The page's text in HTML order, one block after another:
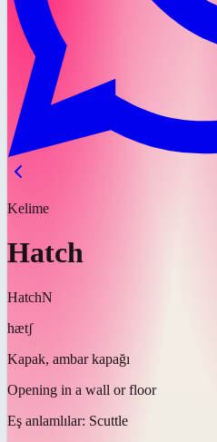
Kelime
Hatch
HatchN
hætʃ
Kapak, ambar kapağı
Opening in a wall or floor
Eş anlamlılar: Scuttle